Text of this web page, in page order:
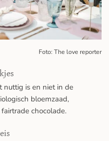
Foto: The love reporter
nuttig is en niet in de
bloemzaad,
chocolade.